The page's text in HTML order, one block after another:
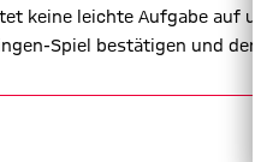
keine leichte Aufgabe auf
Spiel bestätigen und